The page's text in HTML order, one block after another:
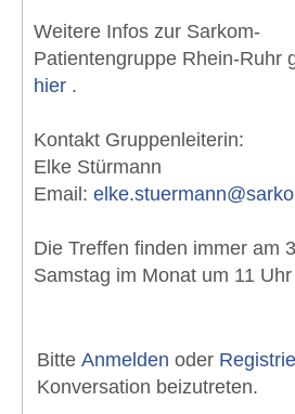
Weitere Infos zur Sarkom-
Patientengruppe Rhein-Ruhr
hier .
Kontakt Gruppenleiterin:
Elke Stürmann
Email:
Die Treffen finden immer am
Samstag im Monat um 11
Bitte Anmelden oder
Konversation beizutreten.